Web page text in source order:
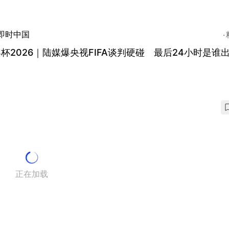
时中国
2026｜陆媒爆央视FIFA谈判硬碰 最后24小时是谁
正在加载